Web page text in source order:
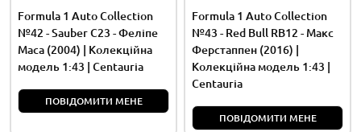
Formula 1 Auto Collection
№42 - Sauber C23 - Феліпе
Маса (2004) | Колекційна
модель 1:43 | Centauria
ПОВІДОМИТИ МЕНЕ
Formula 1 Auto Collection
№43 - Red Bull RB12 - Макс
Ферстаппен (2016) |
Колекційна модель 1:43 |
Centauria
ПОВІДОМИТИ МЕНЕ